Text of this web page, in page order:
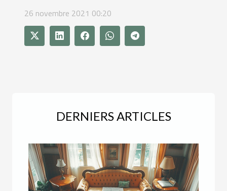
26 novembre 2021 00:20
DERNIERS ARTICLES